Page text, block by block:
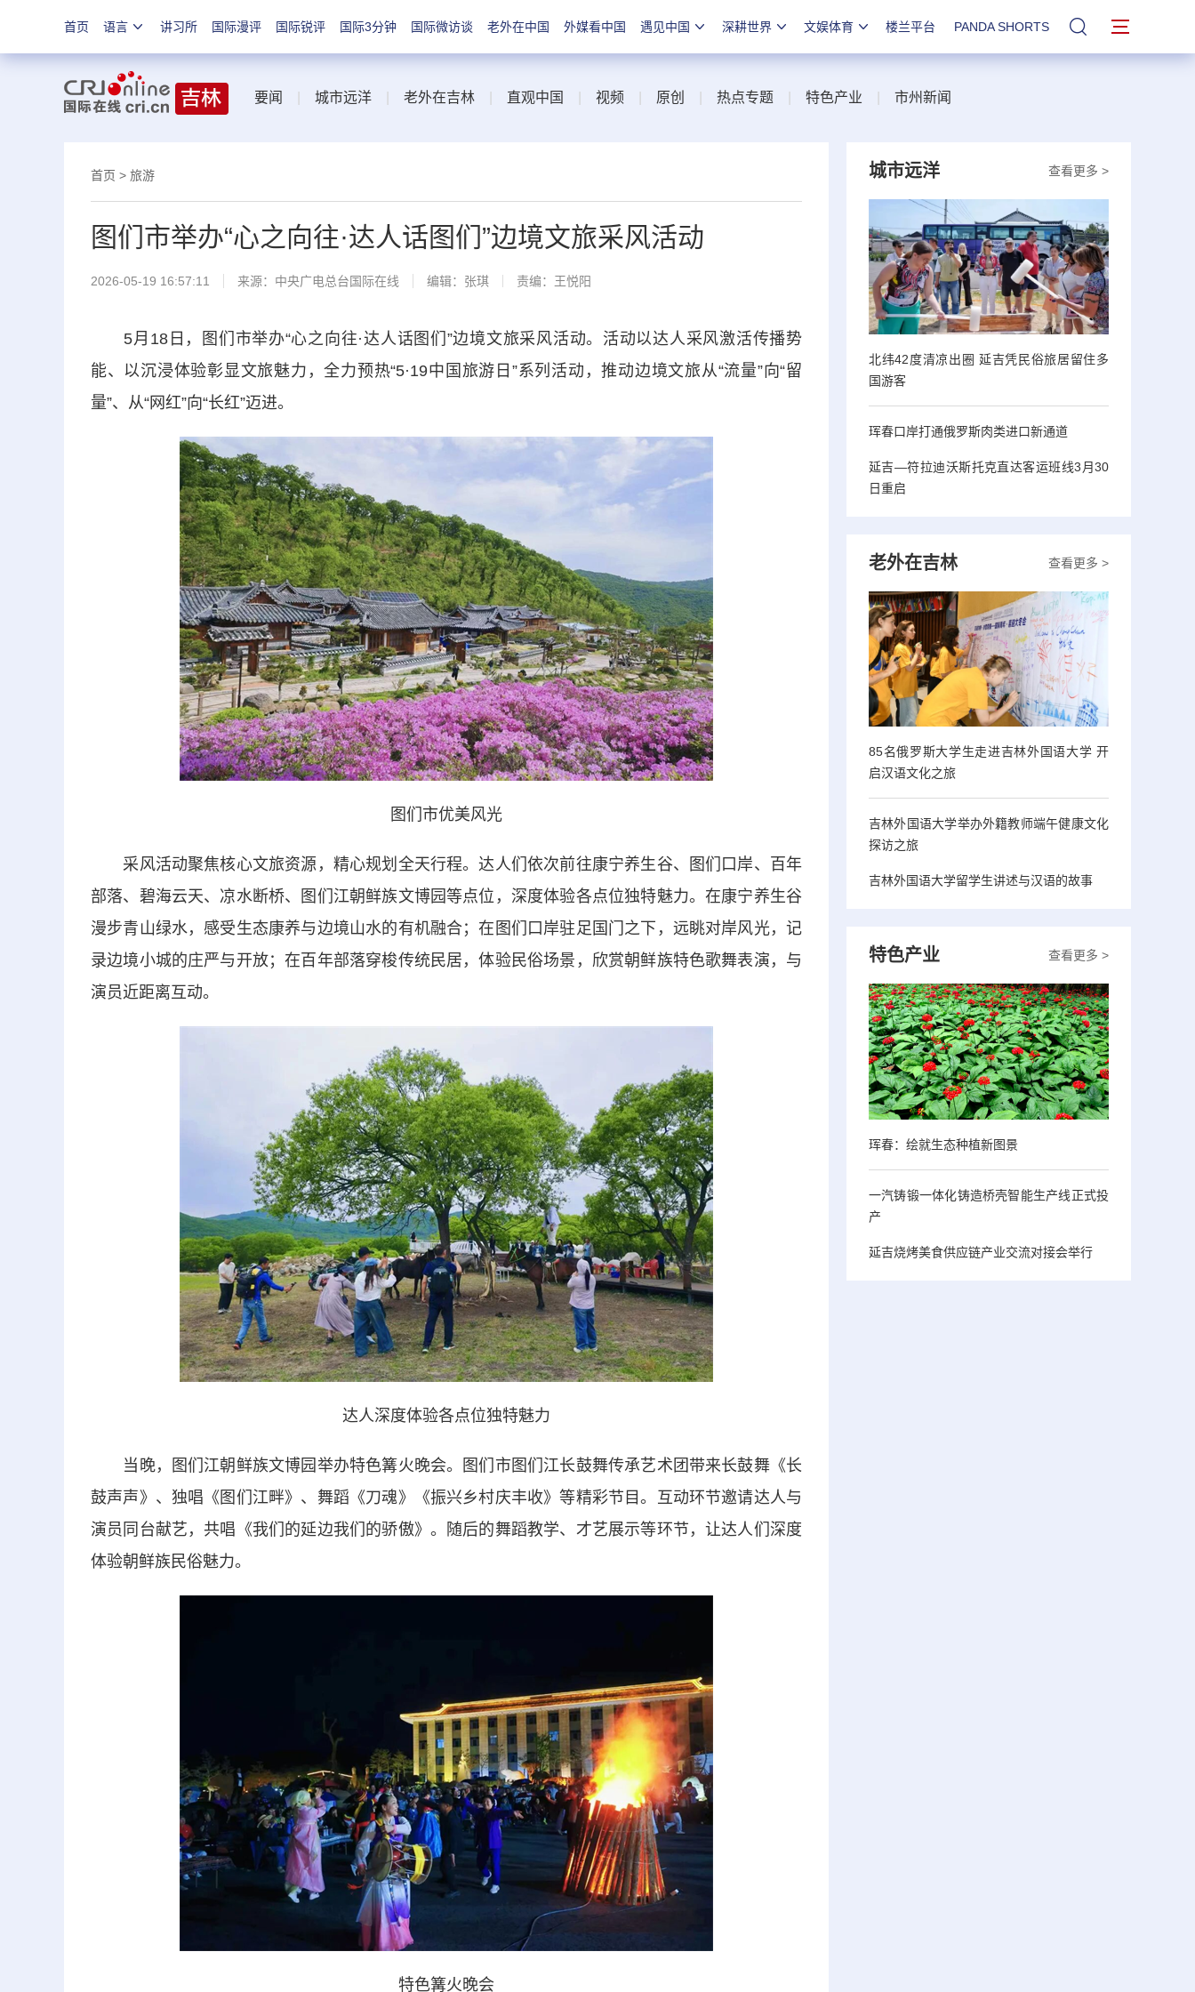
首页 语言 讲习所 国际漫评 国际锐评 国际3分钟 国际微访谈 老外在中国 外媒看中国 遇见中国 深耕世界 文娱体育 楼兰平台 PANDA SHORTS 站内搜索
要闻 城市远洋 老外在吉林 直观中国 视频 原创 热点专题 特色产业 市州新闻
首页 > 旅游
图们市举办“心之向往·达人话图们”边境文旅采风活动
2026-05-19 16:57:11 来源：中央广电总台国际在线 编辑：张琪 责编：王悦阳
5月18日，图们市举办“心之向往·达人话图们”边境文旅采风活动。活动以达人采风激活传播势
能、以沉浸体验彰显文旅魅力，全力预热“5·19中国旅游日”系列活动，推动边境文旅从“流量”向“留
量”、从“网红”向“长红”迈进。
图们市优美风光
采风活动聚焦核心文旅资源，精心规划全天行程。达人们依次前往康宁养生谷、图们口岸、百年
部落、碧海云天、凉水断桥、图们江朝鲜族文博园等点位，深度体验各点位独特魅力。在康宁养生谷
漫步青山绿水，感受生态康养与边境山水的有机融合；在图们口岸驻足国门之下，远眺对岸风光，记
录边境小城的庄严与开放；在百年部落穿梭传统民居，体验民俗场景，欣赏朝鲜族特色歌舞表演，与
演员近距离互动。
达人深度体验各点位独特魅力
当晚，图们江朝鲜族文博园举办特色篝火晚会。图们市图们江长鼓舞传承艺术团带来长鼓舞《长
鼓声声》、独唱《图们江畔》、舞蹈《刀魂》《振兴乡村庆丰收》等精彩节目。互动环节邀请达人与
演员同台献艺，共唱《我们的延边我们的骄傲》。随后的舞蹈教学、才艺展示等环节，让达人们深度
体验朝鲜族民俗魅力。
特色篝火晚会
查看更多 >
城市远洋
北纬42度清凉出圈 延吉凭民俗旅居留住多
国游客
珲春口岸打通俄罗斯肉类进口新通道
延吉—符拉迪沃斯托克直达客运班线3月30
日重启
查看更多 >
老外在吉林
85名俄罗斯大学生走进吉林外国语大学 开
启汉语文化之旅
吉林外国语大学举办外籍教师端午健康文化
探访之旅
吉林外国语大学留学生讲述与汉语的故事
查看更多 >
特色产业
珲春：绘就生态种植新图景
一汽铸锻一体化铸造桥壳智能生产线正式投
产
延吉烧烤美食供应链产业交流对接会举行